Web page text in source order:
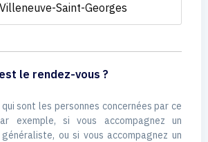
Saint-Georges
le rendez-vous ?
sont les personnes concernées par ce
exemple, si vous accompagnez un
ou si vous accompagnez un